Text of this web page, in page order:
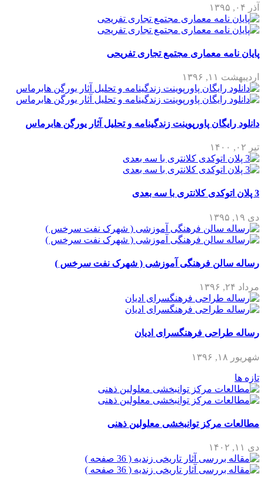
آذر ۰۴, ۱۳۹۵
پایان نامه معماری مجتمع تجاری تفریحی
اردیبهشت ۱۱, ۱۳۹۶
دانلود رایگان پاورپوینت زندگینامه و تحلیل آثار یورگن هابرماس
تیر ۰۲, ۱۴۰۰
3 پلان اتوکدی کلانتری با سه بعدی
دی ۱۹, ۱۳۹۵
رساله سالن فرهنگی آموزشی ( شهرک نفت سرخس )
مرداد ۲۴, ۱۳۹۶
رساله طراحی فرهنگسرای ادیان
شهریور ۱۸, ۱۳۹۶
تازه ها
مطالعات مرکز توانبخشی معلولین ذهنی
دی ۱۱, ۱۴۰۲